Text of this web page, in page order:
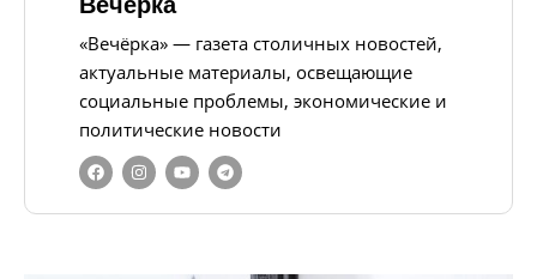
«Вечёрка» — газета столичных новостей,
актуальные материалы, освещающие
социальные проблемы, экономические и
политические новости